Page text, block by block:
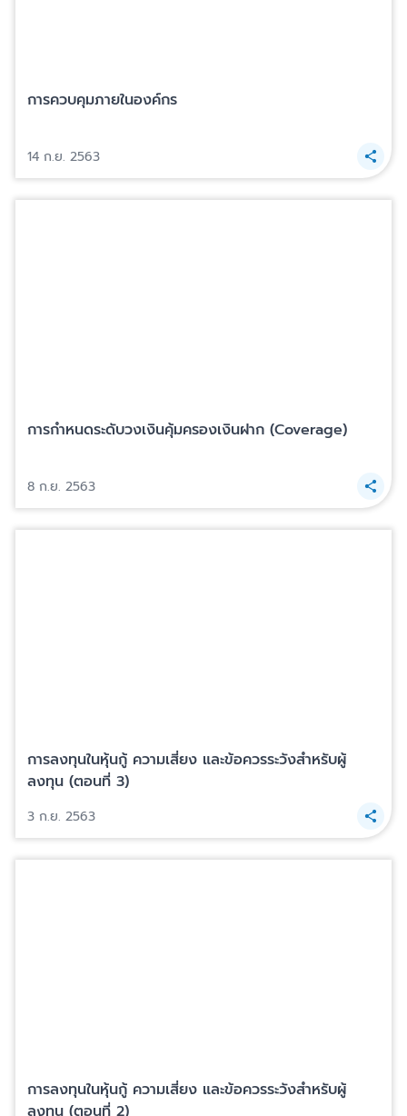
การควบคุมภายในองค์กร
14 ก.ย. 2563
การกำหนดระดับวงเงินคุ้มครองเงินฝาก (Coverage)
8 ก.ย. 2563
การลงทุนในหุ้นกู้ ความเสี่ยง และข้อควรระวังสำหรับผู้
ลงทุน (ตอนที่ 3)
3 ก.ย. 2563
การลงทุนในหุ้นกู้ ความเสี่ยง และข้อควรระวังสำหรับผู้
ลงทุน (ตอนที่ 2)